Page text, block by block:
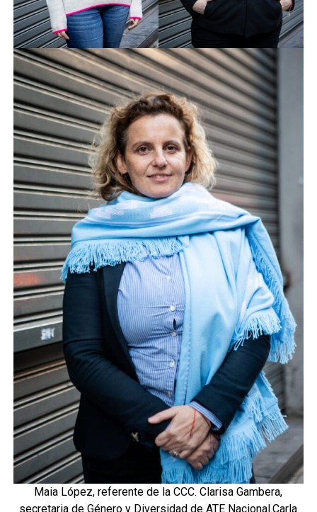
Maia López, referente de la CCC. Clarisa Gambera,
secretaria de Género y Diversidad de ATE Nacional.Carla